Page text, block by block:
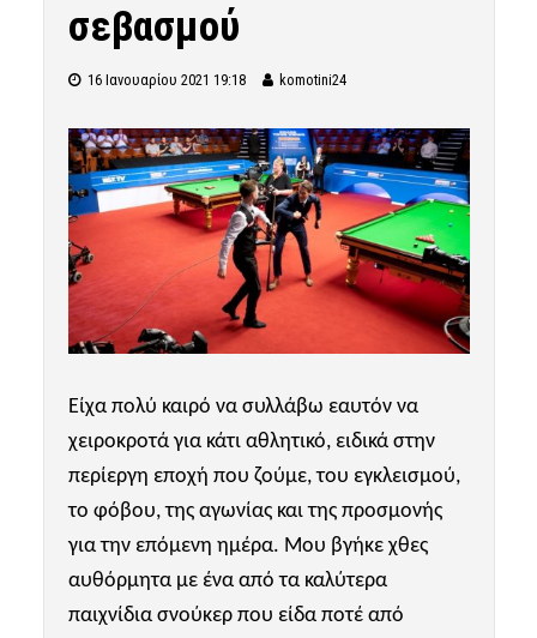
σεβασμού
16 Ιανουαρίου 2021 19:18 komotini24
Είχα πολύ καιρό να συλλάβω εαυτόν να
χειροκροτά για κάτι αθλητικό, ειδικά στην
περίεργη εποχή που ζούμε, του εγκλεισμού,
το φόβου, της αγωνίας και της προσμονής
για την επόμενη ημέρα. Μου βγήκε χθες
αυθόρμητα με ένα από τα καλύτερα
παιχνίδια σνούκερ που είδα ποτέ από